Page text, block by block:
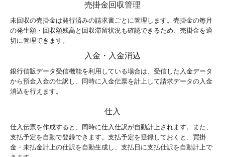
売掛金回収管理
未回収の売掛金は発行済みの請求書ごとに管理します。売掛金の毎月
の発生額・回収額残高と回収滞留状況も確認できるため、売掛金を適
切に管理できます。
入金・入金消込
銀行信販データ受信機能を利用している場合は、受信した入金データ
から預金入金の仕訳し、同時に入金伝票を計上して請求データの入金
消込を行えます。
仕入
仕入伝票を作成すると、同時に仕入仕訳が自動計上されます。また、
支払予定を自動で登録できます。支払予定を登録しておくと、買掛
金・未払金計上の仕訳を自動生成し、支払日に支払仕訳を自動計上で